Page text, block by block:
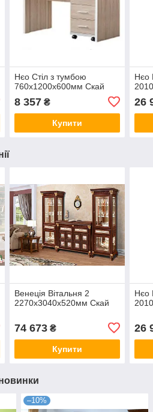
Нєо Стіл з тумбою
760х1200х600мм Скай
8 357₴
Купити
Нєо
26
Венеція Вітальня 2
2270х3040х520мм Скай
74 673₴
Купити
Нєо
26
–10%